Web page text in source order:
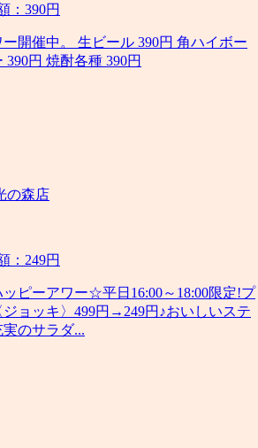
：390円
開催中。 生ビール 390円 角ハイボー
円 焼酎各種 390円
の森店
：249円
ピーアワー☆平日16:00～18:00限定!プ
ョッキ〉499円→249円♪おいしいステ
のサラダ...